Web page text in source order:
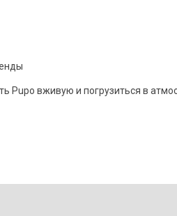
Pupo вживую и погрузиться в